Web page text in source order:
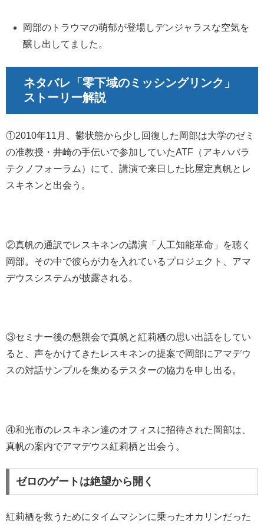
岡部のトラウマの萌郁が登場しデンジャラスな空気を
醸し出してました。
ネタバレ「零下域のミッシングリンク 」
ストーリー解説
①2010年11月、鬱状態から少し回復した岡部は大学のゼミ
の准教授・井崎の手伝いで参加していたATF（アキハバラ
テクノフォーラム）にて、講演で来日した比屋定真帆とレ
スキネンと出会う。
②真帆の通訳でレスキネンの講演「人工知能革命」を聴く
岡部。その中で彼らが力を入れているプロジェクト、アマ
デウスシステムが披露される。
③セミナー後の懇親会で真帆と紅莉栖の思い出話をしてい
ると、声をかけてきたレスキネンの提案で岡部にアマデウ
スの対話サンプルを集めるテスターの協力を申し出る。
④和光市のレスキネン達のオフィスに招待された岡部は、
真帆の案内でアマデウス紅莉栖と出会う。
ゼロのゲートは絶望から開く
紅莉栖を救うためにタイムマシンに乗ったオカリンだった